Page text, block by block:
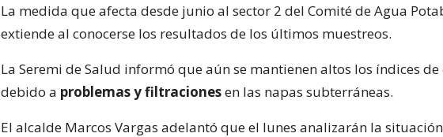
La medida que afecta desde junio al sector 2 del Comité de Agua
extiende al conocerse los resultados de los últimos muestreos.
La Seremi de Salud informó que aún se mantienen altos los índices
debido a problemas y filtracionesen las napas subterráneas.
El alcalde Marcos Vargas adelantó que el lunes analizarán la